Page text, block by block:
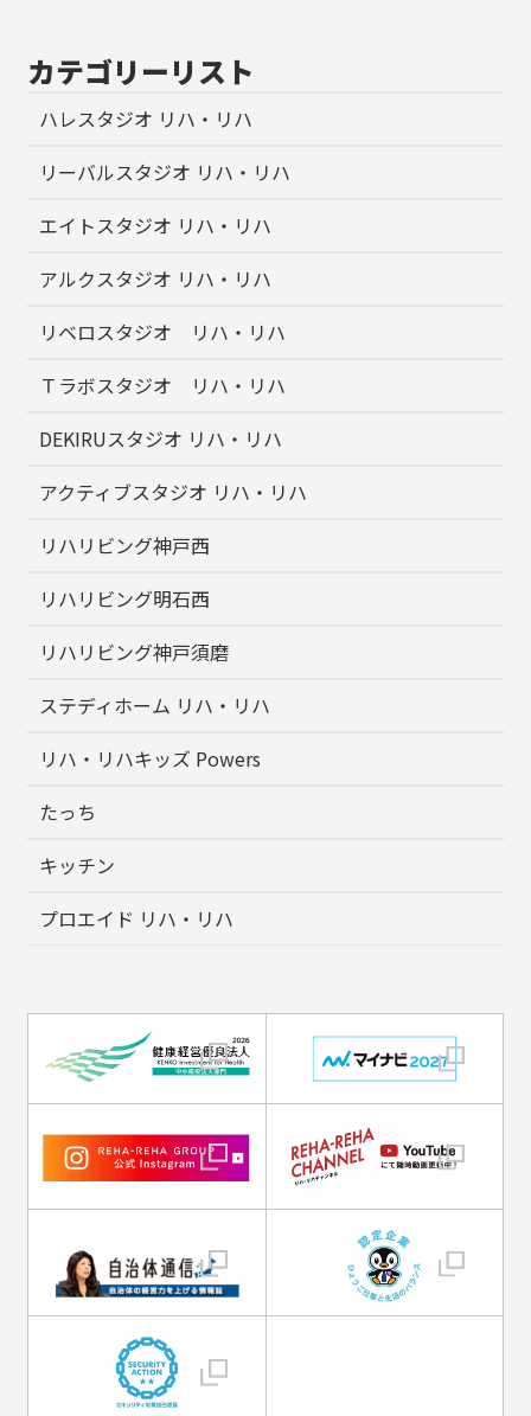
カテゴリーリスト
ハレスタジオ リハ・リハ
リーバルスタジオ リハ・リハ
エイトスタジオ リハ・リハ
アルクスタジオ リハ・リハ
リベロスタジオ リハ・リハ
Ｔラボスタジオ リハ・リハ
DEKIRUスタジオ リハ・リハ
アクティブスタジオ リハ・リハ
リハリビング神戸西
リハリビング明石西
リハリビング神戸須磨
ステディホーム リハ・リハ
リハ・リハキッズ Powers
たっち
キッチン
プロエイド リハ・リハ